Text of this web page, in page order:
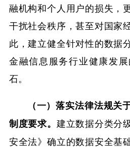
融机构和个人用户的损失，
干扰社会秩序，甚至对国家
此，建立健全针对性的数据
金融信息服务行业健康发
石。
（一）落实法律法规关
制度要求。 建立数据分类分
安全法》确立的数据安全基